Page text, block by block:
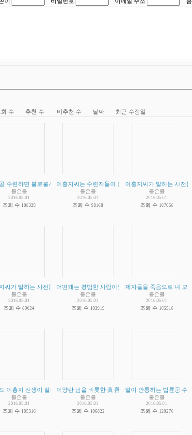
회 수 추천 수 비추천 수 날짜 최근 수정일
수련하면 불로불사 한다는 주장입니다. 수련자 중에 신진대사가 늦어지
물은물
2016.05.01
조회 수 108329
이홍지씨는 수련자들이 말하는 데로 단순한 스승인
물은물
2016.05.01
조회 수 98168
이홍지씨가 말하는 사전
물은물
2016.05.01
조회 수 107056
씨가 말하는 사전문화 증거 비판 - 그외 이홍지씨가 주장하는 증거라는
물은물
2016.05.01
조회 수 89024
어떤때는 평범한 사람이었다가 어떤때는 절대자인
물은물
2016.05.01
조회 수 103919
제자들을 죽음으로 내 모
물은물
2016.05.01
조회 수 105516
이홍지 선생이 절대자라고 한사람이 없다는 주장에 대해 (2)
물은물
2016.05.01
조회 수 105316
이양란 님을 비롯한 眞 善 忍 을 닦는다는 법륜공 수
물은물
2016.05.01
조회 수 106822
말이 안통하는 법륜공 수
물은물
2016.05.01
조회 수 120276